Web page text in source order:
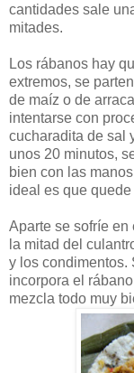
cantidades sale
mitades.
Los rábanos hay
extremos, se
de maíz o de
intentarse con
cucharadita de sal
unos 20 minutos,
bien con las
ideal es que
Aparte se sofríe
la mitad del
y los condimentos.
incorpora el
mezcla todo muy